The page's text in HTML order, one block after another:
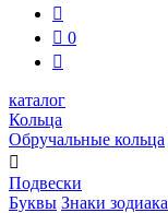

 0

каталог
Кольца
Обручальные кольца

Подвески
Буквы Знаки зодиака